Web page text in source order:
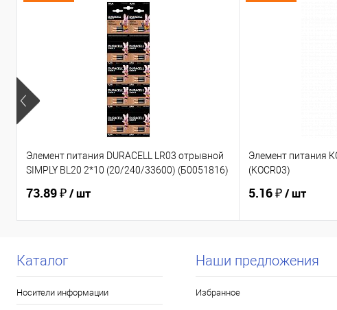
Элемент питания DURACELL LR03 отрывной
SIMPLY BL20 2*10 (20/240/33600) (Б0051816)
73.89 ₽/ шт
Элемент питания
(KOCR03)
5.16 ₽/ шт
Каталог
Носители информации
Наши предложения
Избранное